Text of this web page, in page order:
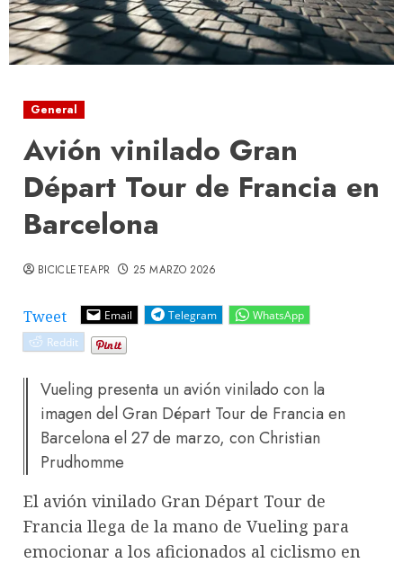
General
Avión vinilado Gran
Départ Tour de Francia en
Barcelona
Tweet Email Telegram
WhatsApp
Reddit
BICICLETEAPR 25 MARZO 2026
Vueling presenta un avión vinilado con la
imagen del Gran Départ Tour de Francia en
Barcelona el 27 de marzo, con Christian
Prudhomme
El avión vinilado Gran Départ Tour de
Francia llega de la mano de Vueling para
emocionar a los aficionados al ciclismo en